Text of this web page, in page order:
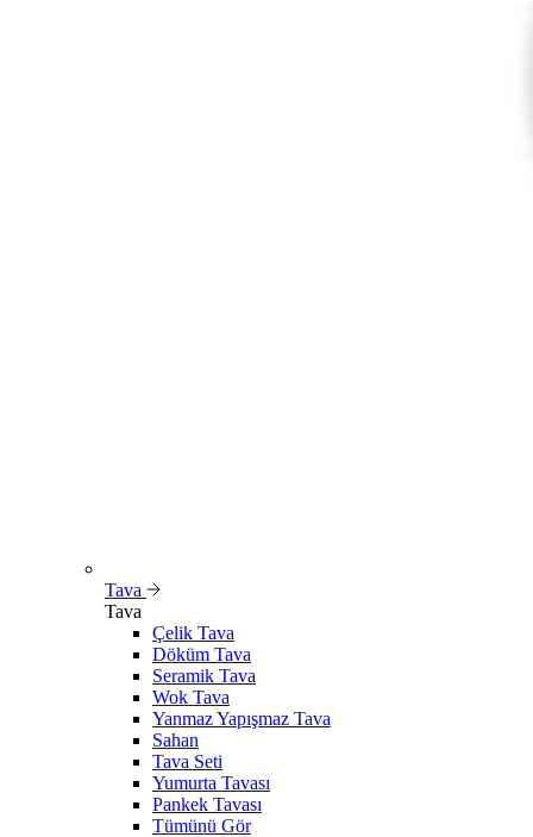
Tava
Tava
Çelik Tava
Döküm Tava
Seramik Tava
Wok Tava
Yanmaz Yapışmaz Tava
Sahan
Tava Seti
Yumurta Tavası
Pankek Tavası
Tümünü Gör